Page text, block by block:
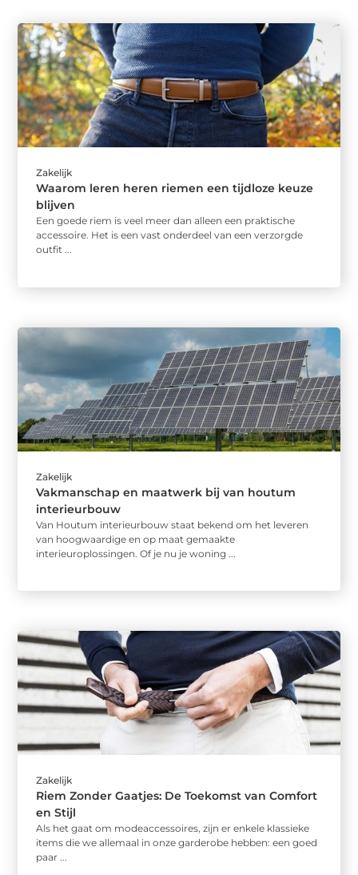
Zakelijk
Waarom leren heren riemen een tijdloze keuze
blijven
Een goede riem is veel meer dan alleen een praktische
accessoire. Het is een vast onderdeel van een verzorgde
outfit ...
Zakelijk
Vakmanschap en maatwerk bij van houtum
interieurbouw
Van Houtum interieurbouw staat bekend om het leveren
van hoogwaardige en op maat gemaakte
interieuroplossingen. Of je nu je woning ...
Zakelijk
Riem Zonder Gaatjes: De Toekomst van Comfort
en Stijl
Als het gaat om modeaccessoires, zijn er enkele klassieke
items die we allemaal in onze garderobe hebben: een goed
paar ...